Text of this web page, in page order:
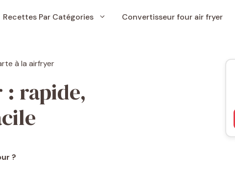
Recettes Par Catégories Convertisseur four air fryer
rapide,
?